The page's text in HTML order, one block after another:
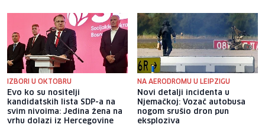
IZBORI U OKTOBRU
Evo ko su nositelji
kandidatskih lista SDP-a na
svim nivoima: Jedina žena na
vrhu dolazi iz Hercegovine
NA AERODROMU U LEIPZIGU
Novi detalji incidenta u
Njemačkoj: Vozač autobusa
nogom srušio dron pun
eksploziva